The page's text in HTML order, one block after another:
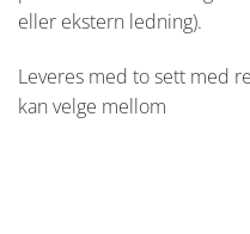
eller ekstern ledning).
Leveres med to sett med
kan velge mellom